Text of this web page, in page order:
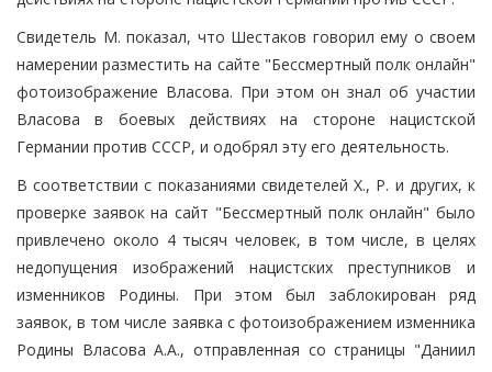
Свидетель М. показал, что Шестаков говорил ему о своем
намерении разместить на сайте "Бессмертный полк онлайн"
фотоизображение Власова. При этом он знал об участии
Власова в боевых действиях на стороне нацистской
Германии против СССР, и одобрял эту его деятельность.
В соответствии с показаниями свидетелей Х., Р. и других, к
проверке заявок на сайт "Бессмертный полк онлайн" было
привлечено около 4 тысяч человек, в том числе, в целях
недопущения изображений нацистских преступников и
изменников Родины. При этом был заблокирован ряд
заявок, в том числе заявка с фотоизображением изменника
Родины Власова А.А., отправленная со страницы "Даниил